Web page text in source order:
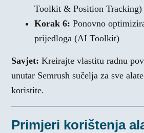
Toolkit & Position Tracking)
Korak 6: Ponovno
prijedloga (AI Toolkit)
Savjet: Kreirajte vlastitu radnu
unutar Semrush sučelja za sve
koristite.
Primjeri korištenja